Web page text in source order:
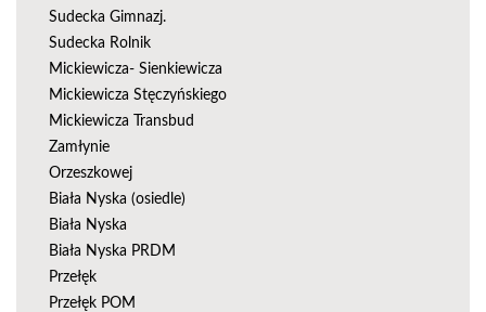
Sudecka Gimnazj.
Sudecka Rolnik
Mickiewicza- Sienkiewicza
Mickiewicza Stęczyńskiego
Mickiewicza Transbud
Zamłynie
Orzeszkowej
Biała Nyska (osiedle)
Biała Nyska
Biała Nyska PRDM
Przełęk
Przełęk POM